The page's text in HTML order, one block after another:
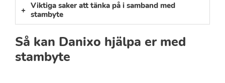
Viktiga saker att tänka på i samband med
stambyte
Så kan Danixo hjälpa er med
stambyte